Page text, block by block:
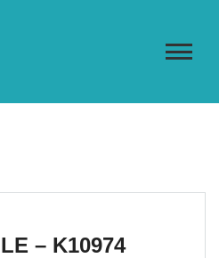
– K10974